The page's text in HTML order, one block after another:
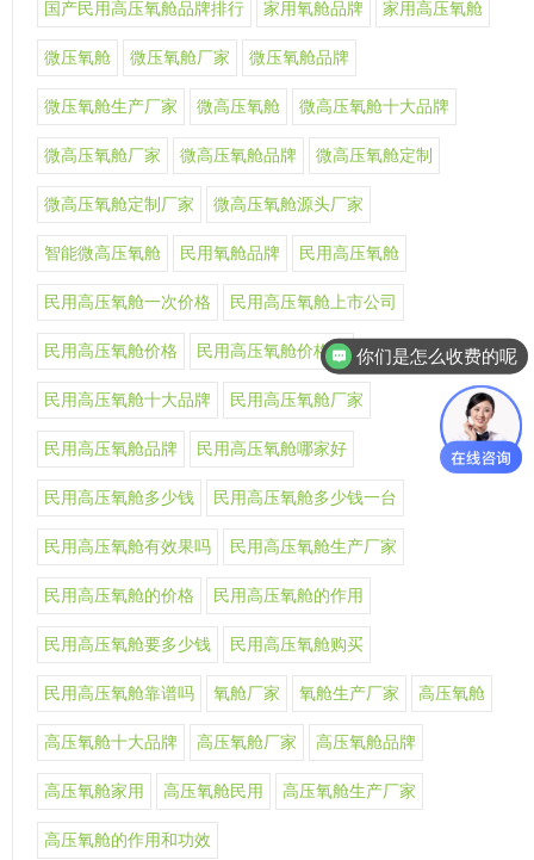
国产民用高压氧舱品牌排行 家用氧舱品牌 家用高压氧舱
微压氧舱 微压氧舱厂家 微压氧舱品牌
微压氧舱生产厂家 微高压氧舱 微高压氧舱十大品牌
微高压氧舱厂家 微高压氧舱品牌 微高压氧舱定制
微高压氧舱定制厂家 微高压氧舱源头厂家
智能微高压氧舱 民用氧舱品牌 民用高压氧舱
民用高压氧舱一次价格 民用高压氧舱上市公司
民用高压氧舱价格 民用高压氧舱价格表
民用高压氧舱十大品牌 民用高压氧舱厂家
民用高压氧舱品牌 民用高压氧舱哪家好
民用高压氧舱多少钱 民用高压氧舱多少钱一台
民用高压氧舱有效果吗 民用高压氧舱生产厂家
民用高压氧舱的价格 民用高压氧舱的作用
民用高压氧舱要多少钱 民用高压氧舱购买
民用高压氧舱靠谱吗 氧舱厂家 氧舱生产厂家 高压氧舱
高压氧舱十大品牌 高压氧舱厂家 高压氧舱品牌
高压氧舱家用 高压氧舱民用 高压氧舱生产厂家
高压氧舱的作用和功效
你们是怎么收费的呢